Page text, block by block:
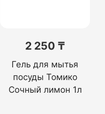
2 250 ₸
Гель для мытья
посуды Томико
Сочный лимон 1л